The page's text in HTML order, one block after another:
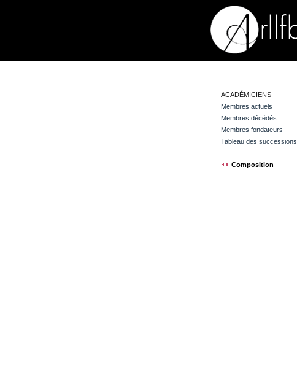
ACADÉMICIENS
Membres actuels
Membres décédés
Membres fondateurs
Tableau des successions
Composition